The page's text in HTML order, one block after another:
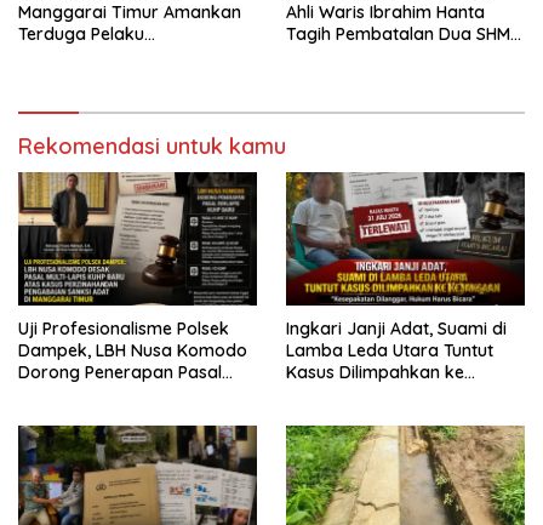
Manggarai Timur Amankan
Terduga Pelaku
Ahli Waris Ibrahim Hanta
Tagih Pembatalan Dua SHM
Rekomendasi untuk kamu
Uji Profesionalisme Polsek
Dampek, LBH Nusa Komodo
Dorong Penerapan Pasal
Pengabaian Sanksi Adat
Ingkari Janji Adat, Suami di
Lamba Leda Utara Tuntut
Kasus Dilimpahkan ke